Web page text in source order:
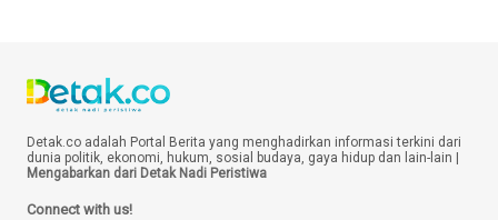
Detak.co adalah Portal Berita yang menghadirkan informasi terkini dari
dunia politik, ekonomi, hukum, sosial budaya, gaya hidup dan lain-lain |
Mengabarkan dari Detak Nadi Peristiwa
Connect with us!